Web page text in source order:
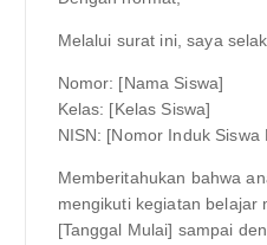
Melalui surat ini, saya
Nomor: [Nama Siswa]
Kelas: [Kelas Siswa]
NISN: [Nomor Induk Siswa
Memberitahukan bahwa
mengikuti kegiatan belajar
[Tanggal Mulai] sampai